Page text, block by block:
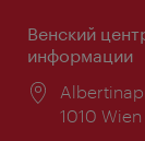
Венский
информации
1010 Wien